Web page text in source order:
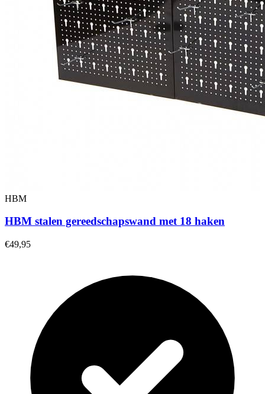
HBM
HBM stalen gereedschapswand met 18 haken
€49,95